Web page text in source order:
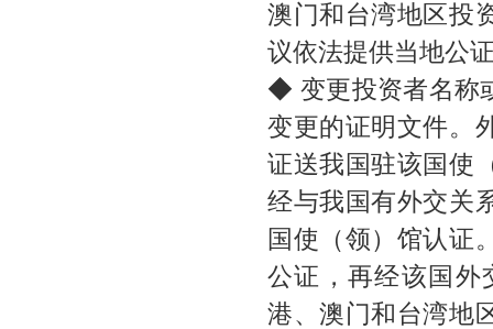
澳门和台湾地区投
议依法提供当地公
◆ 变更投资者名称
变更的证明文件。
证送我国驻该国使
经与我国有外交关
国使（领）馆认证
公证，再经该国外
港、澳门和台湾地